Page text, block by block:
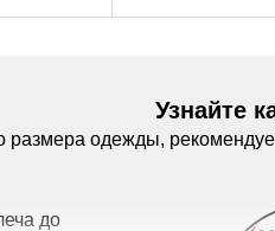
Узнайте
размера одежды,
до